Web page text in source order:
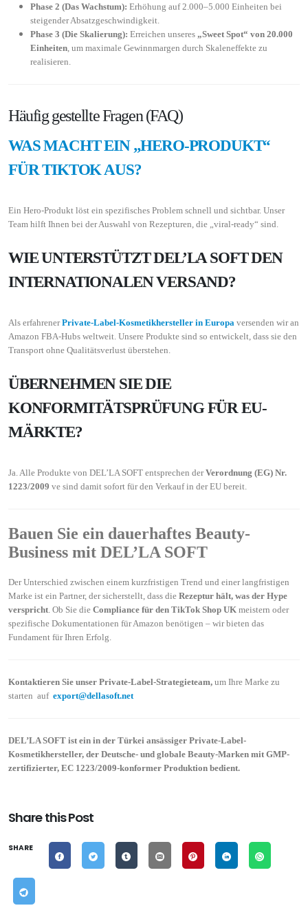
Phase 2 (Das Wachstum): Erhöhung auf 2.000–5.000 Einheiten bei
steigender Absatzgeschwindigkeit.
Phase 3 (Die Skalierung): Erreichen unseres „Sweet Spot“ von 20.000
Einheiten , um maximale Gewinnmargen durch Skaleneffekte zu
realisieren.
Häufig gestellte Fragen (FAQ)
WAS MACHT EIN „HERO-PRODUKT“
FÜR TIKTOK AUS?
Ein Hero-Produkt löst ein spezifisches Problem schnell und sichtbar. Unser
Team hilft Ihnen bei der Auswahl von Rezepturen, die „viral-ready“ sind.
WIE UNTERSTÜTZT DEL’LA SOFT DEN
INTERNATIONALEN VERSAND?
Als erfahrenerPrivate-Label-Kosmetikhersteller in Europa versenden wir an
Amazon FBA-Hubs weltweit. Unsere Produkte sind so entwickelt, dass sie den
Transport ohne Qualitätsverlust überstehen.
ÜBERNEHMEN SIE DIE
KONFORMITÄTSPRÜFUNG FÜR EU-
MÄRKTE?
Ja. Alle Produkte von DEL’LA SOFT entsprechen derVerordnung (EG) Nr.
1223/2009 ve sind damit sofort für den Verkauf in der EU bereit.
Bauen Sie ein dauerhaftes Beauty-
Business mit DEL’LA SOFT
Der Unterschied zwischen einem kurzfristigen Trend und einer langfristigen
Marke ist ein Partner, der sicherstellt, dass die Rezeptur hält, was der Hype
verspricht . Ob Sie die Compliance für den TikTok Shop UK meistern oder
spezifische Dokumentationen für Amazon benötigen – wir bieten das
Fundament für Ihren Erfolg.
Kontaktieren Sie unser Private-Label-Strategieteam, um Ihre Marke zu
starten auf export@dellasoft.net
DEL’LA SOFT ist ein in der Türkei ansässiger Private-Label-
Kosmetikhersteller, der Deutsche- und globale Beauty-Marken mit GMP-
zertifizierter, EC 1223/2009-konformer Produktion bedient.
Share this Post
SHARE